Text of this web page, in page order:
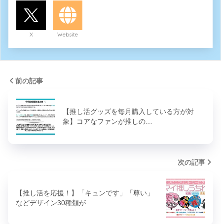
X Website
前の記事
【推し活グッズを毎月購入している方が対
象】コアなファンが推しの…
次の記事
【推し活を応援！】「キュンです」「尊い」
などデザイン30種類が…